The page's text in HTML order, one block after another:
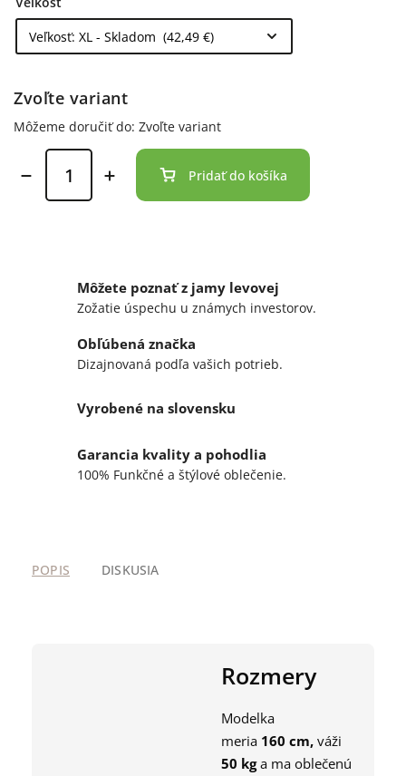
Zvoľte variant
Môžeme doručiť do: Zvoľte variant
Pridať do košíka
Môžete poznať z jamy levovej
Zožatie úspechu u známych investorov.
Obľúbená značka
Dizajnovaná podľa vašich potrieb.
Vyrobené na slovensku
Garancia kvality a pohodlia
100% Funkčné a štýlové oblečenie.
POPIS DISKUSIA
Rozmery
Modelka
meria 160 cm, váži
50 kga ma oblečenú